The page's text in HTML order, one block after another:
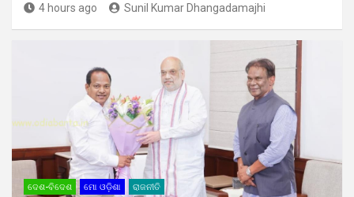
4 hours ago Sunil Kumar Dhangadamajhi
ଦେଶ-ବିଦେଶ ମୋ ଓଡ଼ିଶା ରାଜନୀତି